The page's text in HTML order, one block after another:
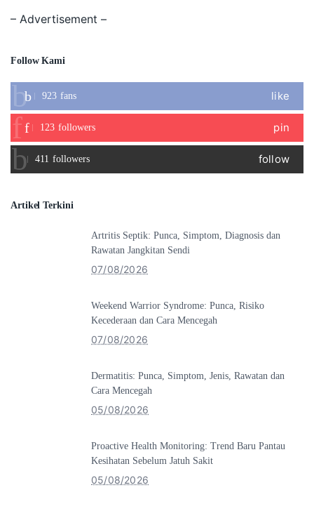
– Advertisement –
Follow Kami
923 fans like
123 followers pin
411 followers follow
Artikel Terkini
Artritis Septik: Punca, Simptom, Diagnosis dan
Rawatan Jangkitan Sendi
07/08/2026
Weekend Warrior Syndrome: Punca, Risiko
Kecederaan dan Cara Mencegah
07/08/2026
Dermatitis: Punca, Simptom, Jenis, Rawatan dan
Cara Mencegah
05/08/2026
Proactive Health Monitoring: Trend Baru Pantau
Kesihatan Sebelum Jatuh Sakit
05/08/2026